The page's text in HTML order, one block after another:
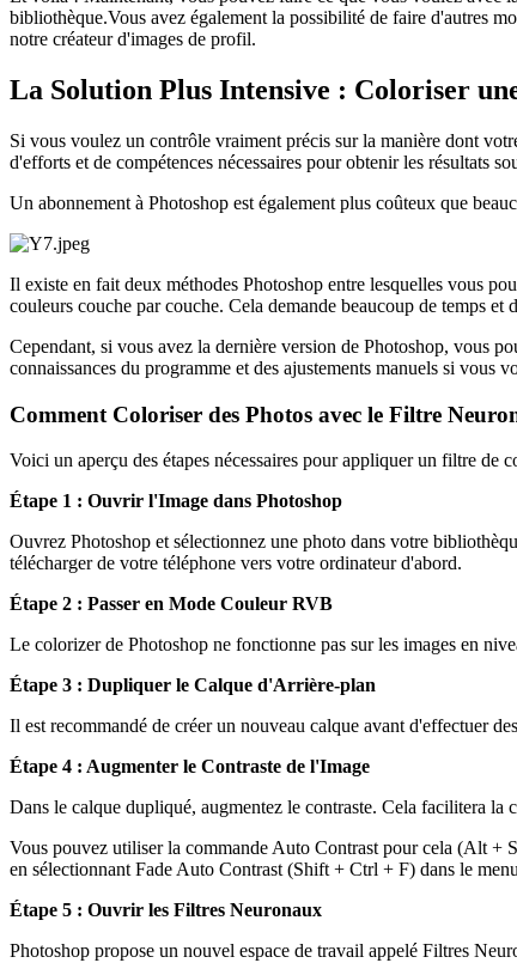
bibliothèque.Vous avez également la possibilité de faire d'autres
notre créateur d'images de profil.
La Solution Plus Intensive : Coloriser
Si vous voulez un contrôle vraiment précis sur la manière dont
d'efforts et de compétences nécessaires pour obtenir les résultats
Un abonnement à Photoshop est également plus coûteux que
Il existe en fait deux méthodes Photoshop entre lesquelles vous
couleurs couche par couche. Cela demande beaucoup de temps
Cependant, si vous avez la dernière version de Photoshop, vous
connaissances du programme et des ajustements manuels si vous
Comment Coloriser des Photos avec le Filtre
Voici un aperçu des étapes nécessaires pour appliquer un filtre de
Étape 1 : Ouvrir l'Image dans Photoshop
Ouvrez Photoshop et sélectionnez une photo dans votre
télécharger de votre téléphone vers votre ordinateur d'abord.
Étape 2 : Passer en Mode Couleur RVB
Le colorizer de Photoshop ne fonctionne pas sur les images en
Étape 3 : Dupliquer le Calque d'Arrière-plan
Il est recommandé de créer un nouveau calque avant d'effectuer
Étape 4 : Augmenter le Contraste de l'Image
Dans le calque dupliqué, augmentez le contraste. Cela facilitera
Vous pouvez utiliser la commande Auto Contrast pour cela (Alt +
en sélectionnant Fade Auto Contrast (Shift + Ctrl + F) dans le
Étape 5 : Ouvrir les Filtres Neuronaux
Photoshop propose un nouvel espace de travail appelé Filtres